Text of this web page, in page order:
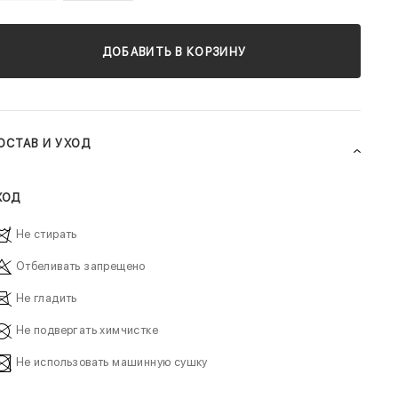
ДОБАВИТЬ В КОРЗИНУ
И УХОД
Не стирать
Отбеливать запрещено
Не гладить
Не подвергать химчистке
Не использовать машинную сушку